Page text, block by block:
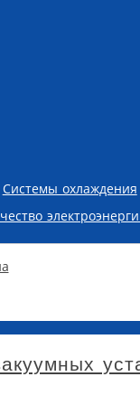
Системы охлаждения